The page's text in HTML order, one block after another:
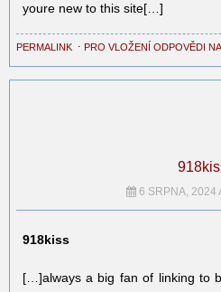
youre new to this site[…]
PERMALINK ⋅ PRO VLOŽENÍ ODPOVĚDI
6 SRPNA, 2024
918kiss
[…]always a big fan of linking to